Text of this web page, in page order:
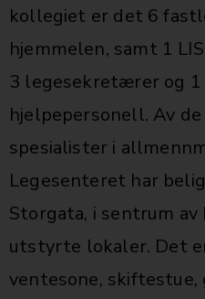
kollegiet er det 6
hjemmelen, samt 1
3 legesekretærer og 1
hjelpepersonell. Av
spesialister i
Legesenteret har
Storgata, i sentrum
utstyrte lokaler. Det
ventesone,